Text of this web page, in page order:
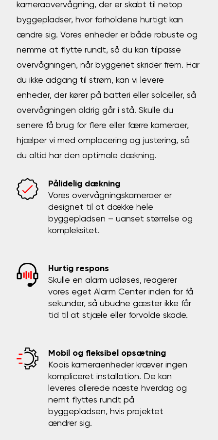
kameraovervågning, der er skabt til netop
byggepladser, hvor forholdene hurtigt kan
ændre sig. Vores enheder er både robuste og
nemme at flytte rundt, så du kan tilpasse
overvågningen, når byggeriet skrider frem. Har
du ikke adgang til strøm, kan vi levere
enheder, der kører på batteri eller solceller, så
overvågningen aldrig går i stå. Skulle du
senere få brug for flere eller færre kameraer,
hjælper vi med omplacering og justering, så
du altid har den optimale dækning.
Pålidelig dækning
Vores overvågningskameraer er
designet til at dække hele
byggepladsen – uanset størrelse og
kompleksitet.
Hurtig respons
Skulle en alarm udløses, reagerer
vores eget Alarm Center inden for få
sekunder, så ubudne gæster ikke får
tid til at stjæle eller forvolde skade.
Mobil og fleksibel opsætning
Koois kameraenheder kræver ingen
kompliceret installation. De kan
leveres allerede næste hverdag og
nemt flyttes rundt på
byggepladsen, hvis projektet
ændrer sig.